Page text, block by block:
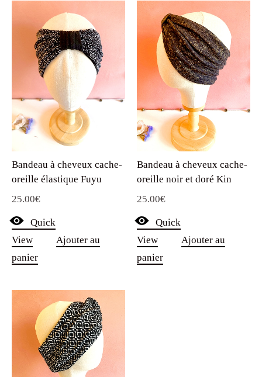
Bandeau à cheveux cache-
oreille élastique Fuyu
25.00€
Quick
View
Ajouter au
panier
Bandeau à cheveux cache-
oreille noir et doré Kin
25.00€
Quick
View
Ajouter au
panier